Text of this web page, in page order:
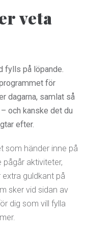
veta
fylls på löpande.
för
dagarna, samlat så
och kanske det du
efter.
som händer inne på
aktiviteter,
guldkant på
sker vid sidan av
dig som vill fylla